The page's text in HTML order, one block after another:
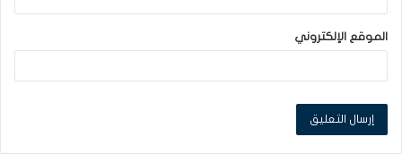
الموقع الإلكتروني